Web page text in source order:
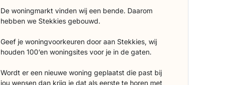
De woningmarkt vinden wij een bende. Daarom
hebben we Stekkies gebouwd.
Geef je woningvoorkeuren door aan Stekkies, wij
houden 100’en woningsites voor je in de gaten.
Wordt er een nieuwe woning geplaatst die past bij
jou wensen dan krijg je dat als eerste te horen met